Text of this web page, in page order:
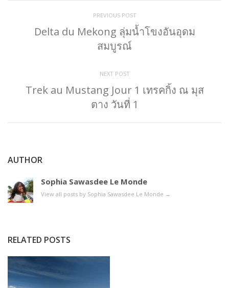
PREVIOUS POST
Delta du Mekong ลุ่มน้ำโขงอันอุดม
สมบูรณ์
NEXT POST
Trek au Mustang Jour 1 เทรคกิ้ง ณ มุส
ตาง วันที่ 1
AUTHOR
Sophia Sawasdee Le Monde
View all posts by Sophia Sawasdee Le Monde →
RELATED POSTS